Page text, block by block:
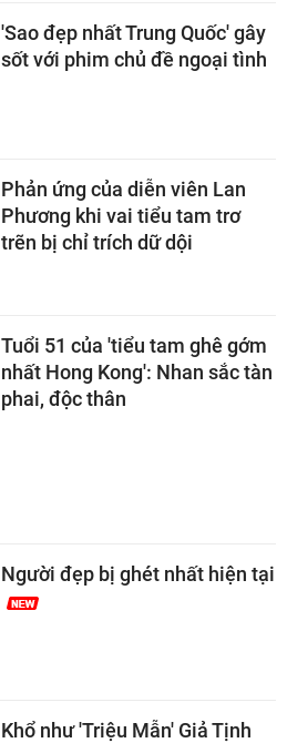
'Sao đẹp nhất Trung Quốc' gây
sốt với phim chủ đề ngoại tình
Phản ứng của diễn viên Lan
Phương khi vai tiểu tam trơ
trẽn bị chỉ trích dữ dội
Tuổi 51 của 'tiểu tam ghê gớm
nhất Hong Kong': Nhan sắc tàn
phai, độc thân
Người đẹp bị ghét nhất hiện tại
Khổ như 'Triệu Mẫn' Giả Tịnh